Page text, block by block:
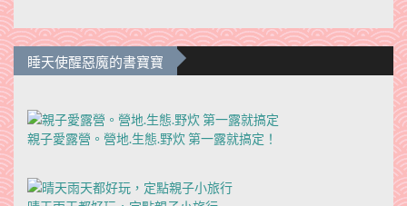
睡天使醒惡魔的書寶寶
親子愛露營。營地.生態.野炊 第一露就搞定！